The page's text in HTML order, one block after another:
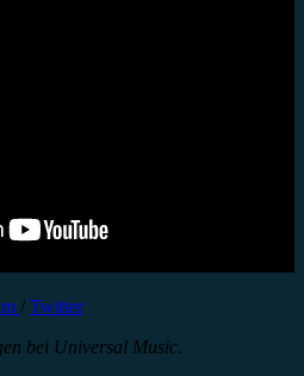
/ Twitter
bei Universal Music.